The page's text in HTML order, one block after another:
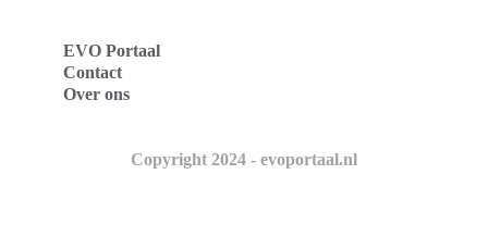
EVO Portaal
Contact
Over ons
Copyright 2024 - evoportaal.nl